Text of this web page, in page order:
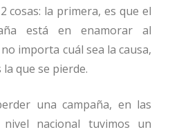
cosas: la primera, es que el
está en enamorar al
importa cuál sea la causa,
la que se pierde.
una campaña, en las
nivel nacional tuvimos un